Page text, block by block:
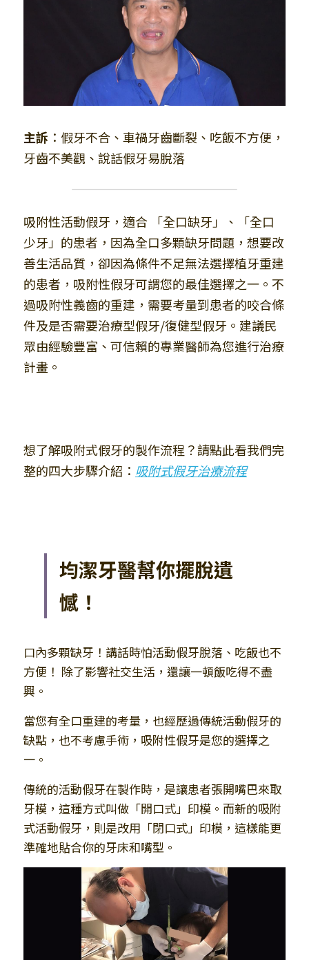
主訴 ：假牙不合、車禍牙齒斷裂、吃飯不方便，
牙齒不美觀、說話假牙易脫落
吸附性活動假牙，適合 「全口缺牙」、「全口
少牙」的患者，因為全口多顆缺牙問題，想要改
善生活品質，卻因為條件不足無法選擇植牙重建
的患者，吸附性假牙可謂您的最佳選擇之一。不
過吸附性義齒的重建，需要考量到患者的咬合條
件及是否需要治療型假牙/復健型假牙。建議民
眾由經驗豐富、可信賴的專業醫師為您進行治療
計畫。
想了解吸附式假牙的製作流程？請點此看我們完
整的四大步驟介紹： 吸附式假牙治療流程
均潔牙醫幫你擺脫遺
憾！
口內多顆缺牙！講話時怕活動假牙脫落、吃飯也不
方便！ 除了影響社交生活，還讓一頓飯吃得不盡
興。
當您有全口重建的考量，也經歷過傳統活動假牙的
缺點，也不考慮手術，吸附性假牙是您的選擇之
一。
傳統的活動假牙在製作時，是讓患者張開嘴巴來取
牙模，這種方式叫做「開口式」印模。而新的吸附
式活動假牙，則是改用「閉口式」印模，這樣能更
準確地貼合你的牙床和嘴型。